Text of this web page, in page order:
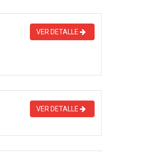
VER DETALLE
VER DETALLE